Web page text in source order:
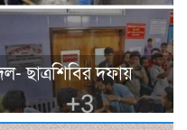
ছাত্রশিবির দফায়